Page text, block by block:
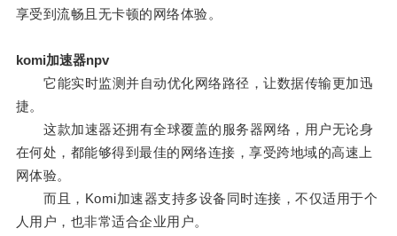
享受到流畅且无卡顿的网络体验。
komi加速器npv
它能实时监测并自动优化网络路径，让数据传输更加迅
捷。
这款加速器还拥有全球覆盖的服务器网络，用户无论身
在何处，都能够得到最佳的网络连接，享受跨地域的高速上
网体验。
而且，Komi加速器支持多设备同时连接，不仅适用于个
人用户，也非常适合企业用户。